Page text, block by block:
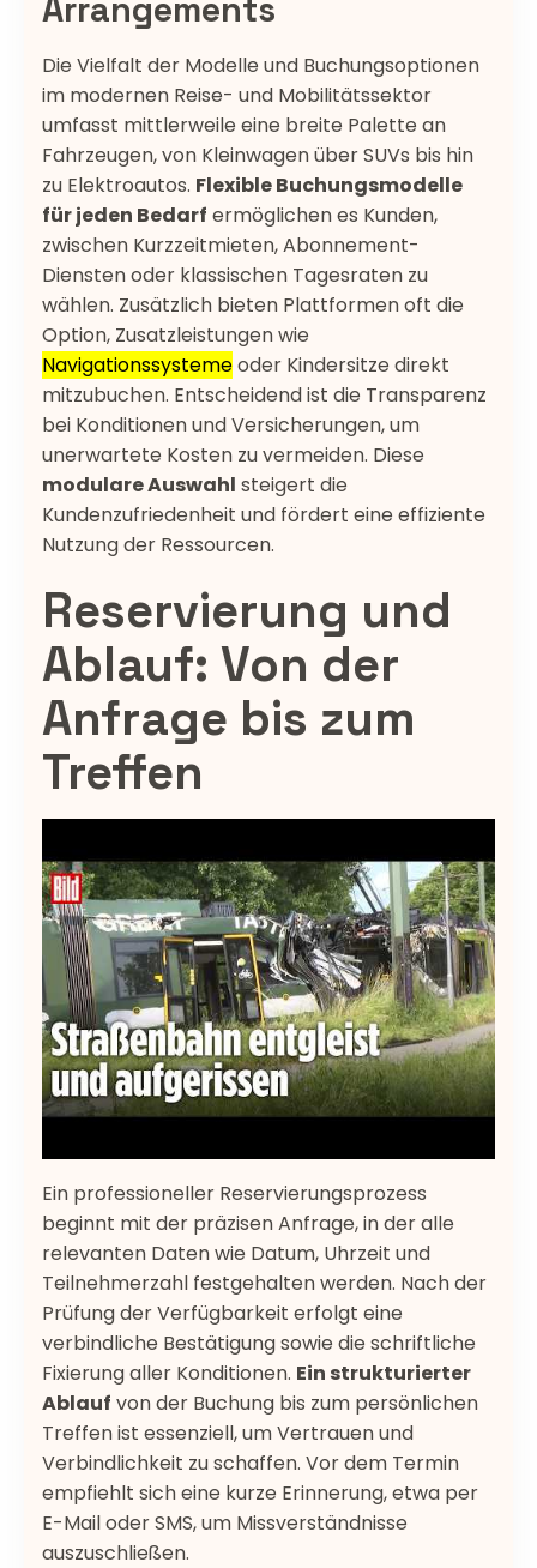
Arrangements
Die Vielfalt der Modelle und Buchungsoptionen
im modernen Reise- und Mobilitätssektor
umfasst mittlerweile eine breite Palette an
Fahrzeugen, von Kleinwagen über SUVs bis hin
zu Elektroautos. Flexible Buchungsmodelle
für jeden Bedarf ermöglichen es Kunden,
zwischen Kurzzeitmieten, Abonnement-
Diensten oder klassischen Tagesraten zu
wählen. Zusätzlich bieten Plattformen oft die
Option, Zusatzleistungen wie
Navigationssystemeoder Kindersitze direkt
mitzubuchen. Entscheidend ist die Transparenz
bei Konditionen und Versicherungen, um
unerwartete Kosten zu vermeiden. Diese
modulare Auswahl steigert die
Kundenzufriedenheit und fördert eine effiziente
Nutzung der Ressourcen.
Reservierung und
Ablauf: Von der
Anfrage bis zum
Treffen
Ein professioneller Reservierungsprozess
beginnt mit der präzisen Anfrage, in der alle
relevanten Daten wie Datum, Uhrzeit und
Teilnehmerzahl festgehalten werden. Nach der
Prüfung der Verfügbarkeit erfolgt eine
verbindliche Bestätigung sowie die schriftliche
Fixierung aller Konditionen. Ein strukturierter
Ablauf von der Buchung bis zum persönlichen
Treffen ist essenziell, um Vertrauen und
Verbindlichkeit zu schaffen. Vor dem Termin
empfiehlt sich eine kurze Erinnerung, etwa per
E-Mail oder SMS, um Missverständnisse
auszuschließen.